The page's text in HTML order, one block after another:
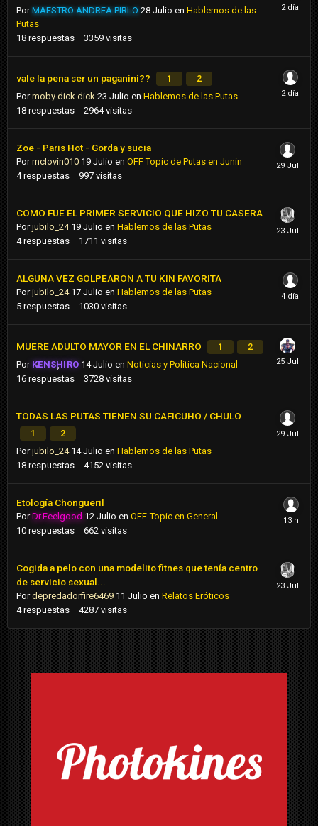
PorMAESTRO ANDREA PIRLO 28 Julio en Hablemos de las
Putas
18 respuestas 3359 visitas
vale la pena ser un paganini?? 1 2
Pormoby dick dick 23 Julio en Hablemos de las Putas
18 respuestas 2964 visitas
Zoe - Paris Hot - Gorda y sucia
Pormclovin010 19 Julio en OFF Topic de Putas en Junin
4 respuestas 997 visitas
COMO FUE EL PRIMER SERVICIO QUE HIZO TU CASERA
Porjubilo_24 19 Julio en Hablemos de las Putas
4 respuestas 1711 visitas
ALGUNA VEZ GOLPEARON A TU KIN FAVORITA
Porjubilo_24 17 Julio en Hablemos de las Putas
5 respuestas 1030 visitas
MUERE ADULTO MAYOR EN EL CHINARRO 1 2
Por KENSHIRO 14 Julio enNoticias y Politica Nacional
16 respuestas 3728 visitas
TODAS LAS PUTAS TIENEN SU CAFICUHO / CHULO
1 2
Porjubilo_24 14 Julio en Hablemos de las Putas
18 respuestas 4152 visitas
Etología Chongueril
PorDr.Feelgood 12 Julio en OFF-Topic en General
10 respuestas 662 visitas
Cogida a pelo con una modelito fitnes que tenía centro
de servicio sexual...
Pordepredadorfire6469 11 Julio en Relatos Eróticos
4 respuestas 4287 visitas